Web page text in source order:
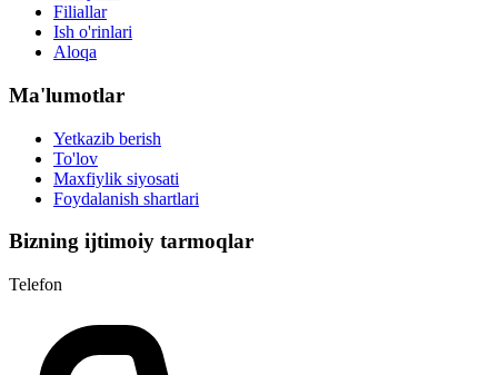
Filiallar
Ish o'rinlari
Aloqa
Ma'lumotlar
Yetkazib berish
To'lov
Maxfiylik siyosati
Foydalanish shartlari
Bizning ijtimoiy tarmoqlar
Telefon